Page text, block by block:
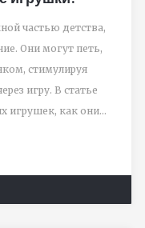
частью детства,
Они могут петь,
стимулируя
игру. В статье
игрушек, как они